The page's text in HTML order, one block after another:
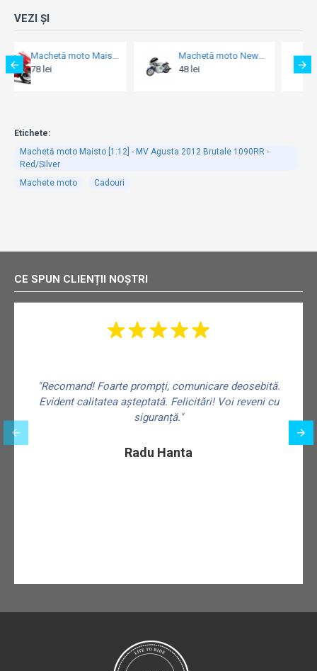
VEZI ȘI
Machetă moto New Ray [1:32] - Ducati 250 Bicilindrico - 1960
48 lei
Machetă moto Magazine Models [1:18] - Vespa 1985 PX 125 T5 - Red
54 lei
Etichete:
Machetă moto Maisto [1:12] - MV Agusta 2012 Brutale 1090RR -
Red/Silver
Machete moto
Cadouri
CE SPUN CLIENȚII NOȘTRI
"Recomand! Foarte prompți, comunicare deosebită.
Evident calitatea așteptată. Felicitări! Voi reveni cu
siguranță."
Radu Hanta